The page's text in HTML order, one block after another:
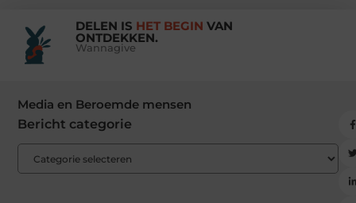
DELEN IS HET BEGIN VAN
ONTDEKKEN.
Wannagive
Media en Beroemde mensen
Bericht categorie